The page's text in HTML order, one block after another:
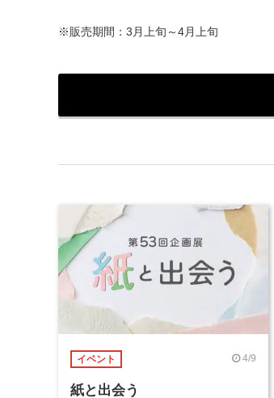
※販売期間：3月上旬～4月上旬
イベント 4/9
紙と出会う